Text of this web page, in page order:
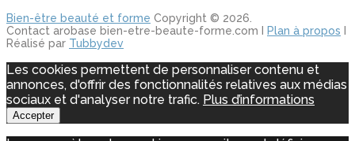
Bien-être beauté et forme Copyright © 2026.
Contact arobase bien-etre-beaute-forme.com I Plan à propos I
Réalisé par Tubbydev
Les cookies permettent de personnaliser contenu et
annonces, d'offrir des fonctionnalités relatives aux médias
sociaux et d'analyser notre trafic. Plus d’informations
Accepter